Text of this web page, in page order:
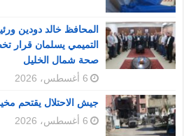
المحافظ خالد دودين
التميمي يسلمان قرار
صحة شمال الخليل
6 أغسطس، 2026
جيش الاحتلال يقتحم
6 أغسطس، 2026